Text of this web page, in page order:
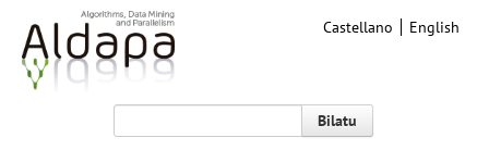
Castellano English
Bilatu